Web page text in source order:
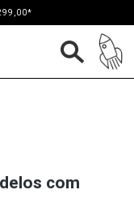
com